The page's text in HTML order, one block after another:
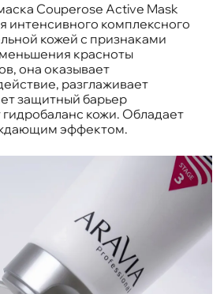
Couperose Active Mask
интенсивного комплексного
кожей с признаками
красноты
она оказывает
разглаживает
защитный барьер
гидробаланс кожи. Обладает
эффектом.